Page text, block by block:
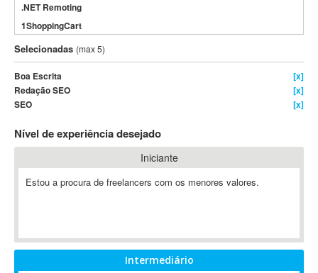
.NET Remoting
1ShoppingCart
3DS Max
3GSM
4D Dimension
802.11
A-GPS
ABBYY FineReader
Selecionadas (max 5)
Boa Escrita
[x]
Redação SEO
[x]
SEO
[x]
Nível de experiência desejado
Iniciante
Estou a procura de freelancers com os menores valores.
Intermediário